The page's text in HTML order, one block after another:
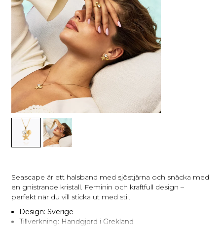
Seascape är ett halsband med sjöstjärna och snäcka med
en gnistrande kristall. Feminin och kraftfull design –
perfekt när du vill sticka ut med stil.
Design: Sverige
Tillverkning: Handgjord i Grekland